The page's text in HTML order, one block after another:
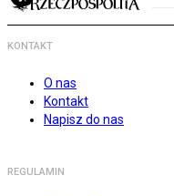
KONTAKT
O nas
Kontakt
Napisz do nas
REGULAMIN